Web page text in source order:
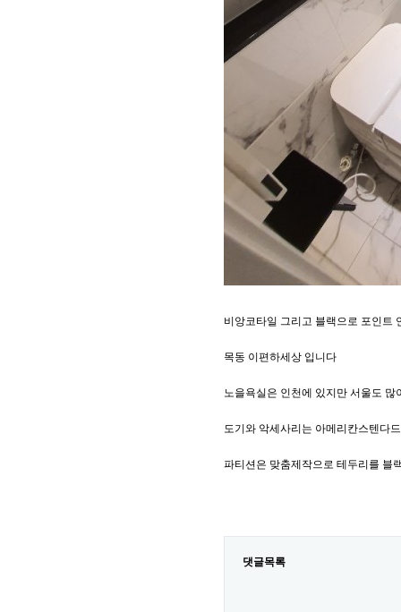
비앙코타일 그리고 블랙으로 포인트
목동 이편하세상 입니다
노을욕실은 인천에 있지만 서울도 많
도기와 악세사리는 아메리칸스텐다
파티션은 맞춤제작으로 테두리를 블
댓글목록